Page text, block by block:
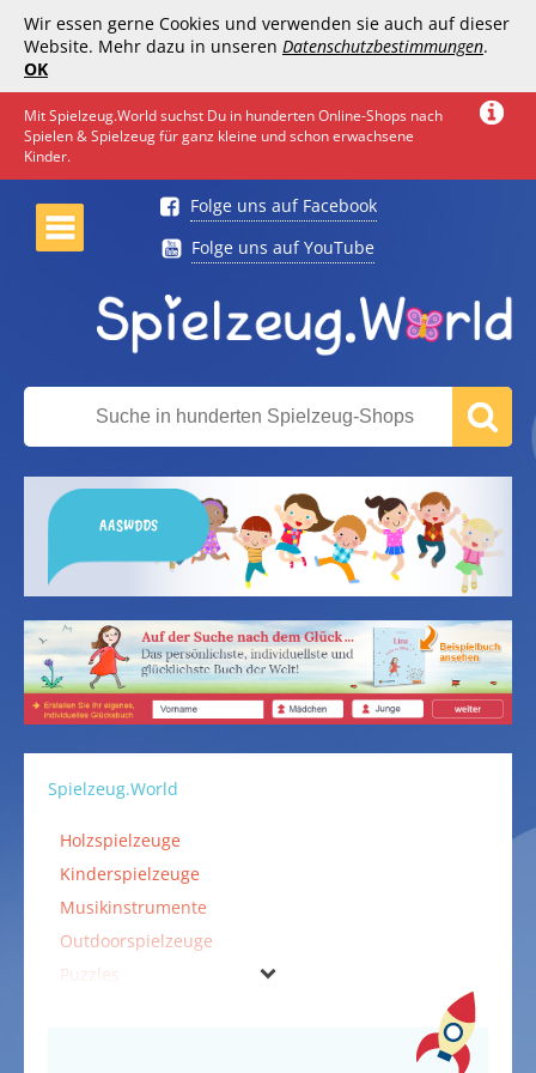
Wir essen gerne Cookies und verwenden sie auch auf dieser
Website. Mehr dazu in unseren Datenschutzbestimmungen.
OK
Mit Spielzeug.World suchst Du in hunderten Online-Shops nach
Spielen & Spielzeug für ganz kleine und schon erwachsene
Kinder.
Folge uns auf Facebook
Folge uns auf YouTube
AASWDDS
Spielzeug.World
Holzspielzeuge
Kinderspielzeuge
Musikinstrumente
Outdoorspielzeuge
Puzzles